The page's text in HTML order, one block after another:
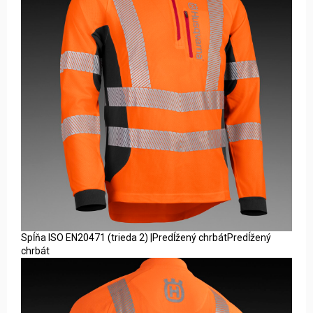
Spĺňa ISO EN20471 (trieda 2) |Predĺžený chrbátPredĺžený
chrbát